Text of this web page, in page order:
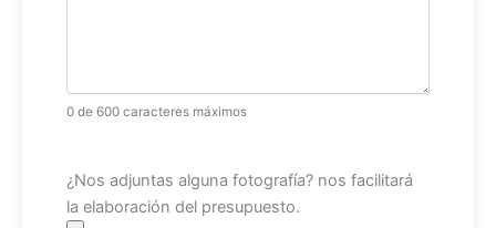
0 de 600 caracteres máximos
Archivo
¿Nos adjuntas alguna fotografía? nos facilitará
la elaboración del presupuesto.